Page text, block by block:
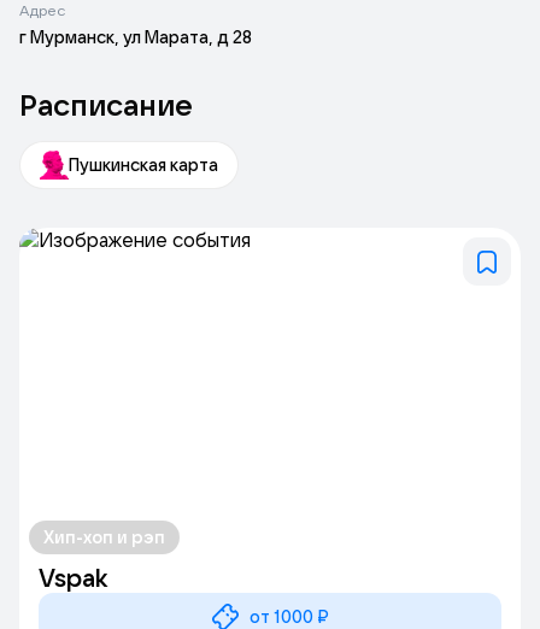
Адрес
г Мурманск, ул Марата, д 28
Расписание
Пушкинская карта
Хип-хоп и рэп
Vspak
от 1000 ₽